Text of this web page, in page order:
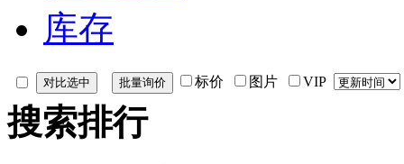
库存
标价 图片 VIP
搜索排行